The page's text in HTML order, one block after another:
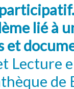
lié à
et
Lecture
de